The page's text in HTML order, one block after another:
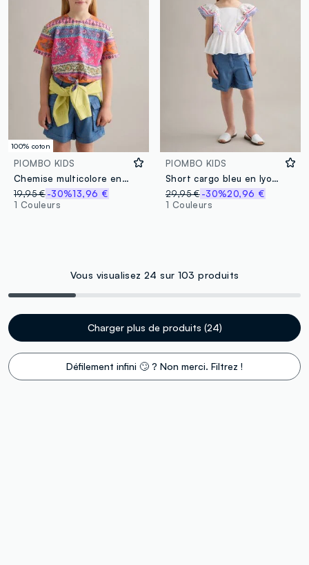
100% coton
PIOMBO KIDS
Chemise multicolore en pur coton avec nœud sur le devant
19,95 €-30%13,96 €
1 Couleurs
PIOMBO KIDS
Short cargo bleu en lyocell pur pour fille, coupe regular
29,95 € -30%20,96 €
1 Couleurs
Vous visualisez 24 sur 103 produits
Charger plus de produits (24)
Défilement infini 🙄 ? Non merci. Filtrez !